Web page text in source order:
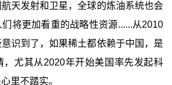
天发射和卫星，全球的炼油系统也会
将更加看重的战略性资源......从2010
识到了，如果稀土都依赖于中国，是
，尤其从2020年开始美国率先发起科
里不踏实。